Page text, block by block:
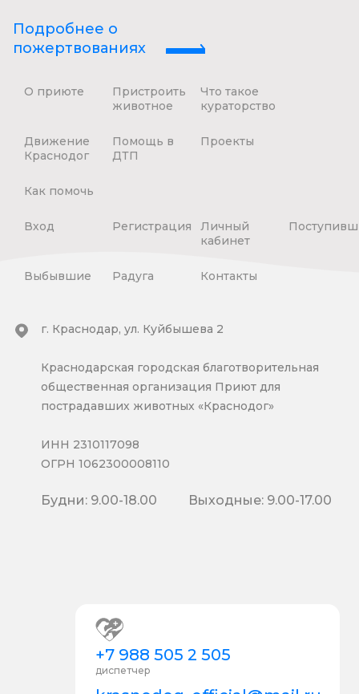
Подробнее о
пожертвованиях
О приюте
Пристроить
животное
Что такое
кураторство
Движение
Краснодог
Помощь в
ДТП
Проекты
Как помочь
Вход Регистрация
Личный
кабинет
Выбывшие Радуга Контакты
+7 988 505 2 505
диспетчер
г. Краснодар, ул. Куйбышева 2
Краснодарская городская благотворительная
общественная организация Приют для
пострадавших животных «Краснодог»
ИНН 2310117098
ОГРН 1062300008110
Будни: 9.00-18.00 Выходные: 9.00-17.00